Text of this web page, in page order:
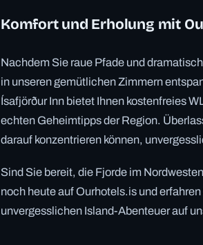
Komfort und Erholung mit
Nachdem Sie raue Pfade und
in unseren gemütlichen Zimmern
Ísafjörður Inn bietet Ihnen kostenfreies
echten Geheimtipps der Region.
darauf konzentrieren können,
Sind Sie bereit, die Fjorde im
noch heute auf Ourhotels.is und
unvergesslichen Island-Abenteuer auf